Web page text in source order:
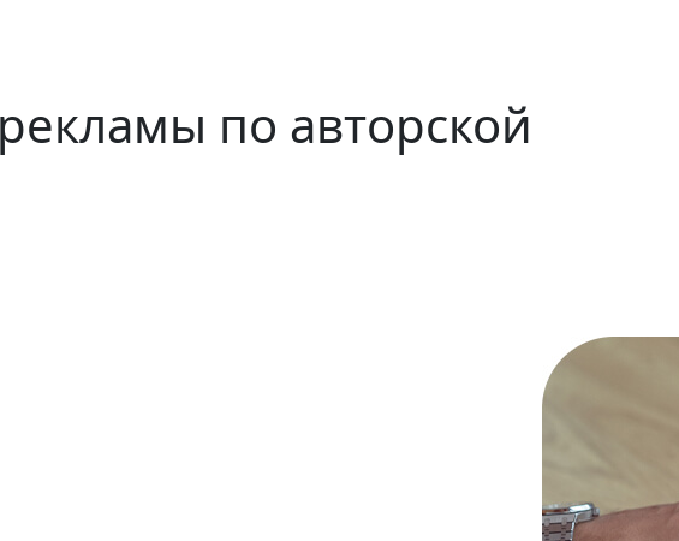
по авторской